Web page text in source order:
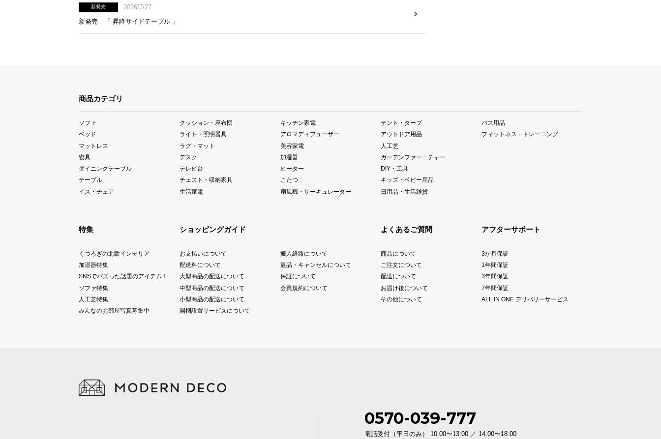
新発売
2026/7/27
新発売 「 昇降サイドテーブル 」
商品カテゴリ
ソファ
ベッド
マットレス
寝具
ダイニングテーブル
テーブル
イス・チェア
クッション・座布団
ライト・照明器具
ラグ・マット
デスク
テレビ台
チェスト・収納家具
生活家電
キッチン家電
アロマディフューザー
美容家電
加湿器
ヒーター
こたつ
扇風機・サーキュレーター
テント・タープ
アウトドア用品
人工芝
ガーデンファーニチャー
DIY・工具
キッズ・ベビー用品
日用品・生活雑貨
バス用品
フィットネス・トレーニング
特集
くつろぎの北欧インテリア
加湿器特集
SNSでバズった話題のアイテム！
ソファ特集
人工芝特集
みんなのお部屋写真募集中
ショッピングガイド
お支払いについて
配送料について
大型商品の配送について
中型商品の配送について
小型商品の配送について
開梱設置サービスについて
搬入経路について
返品・キャンセルについて
保証について
会員規約について
よくあるご質問
商品について
ご注文について
配送について
お届け後について
その他について
アフターサポート
3か月保証
1年間保証
3年間保証
7年間保証
ALL IN ONE デリバリーサービス
0570-039-777
電話受付（平日のみ） 10:00〜13:00 ／ 14:00〜18:00